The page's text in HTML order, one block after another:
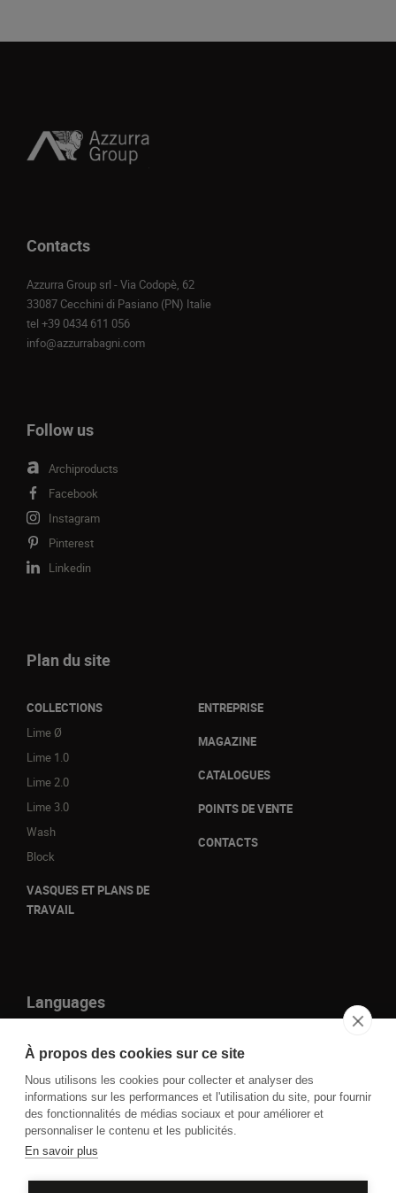
Contacts
Azzurra Group srl - Via Codopè, 62
33087 Cecchini di Pasiano (PN) Italie
tel +39 0434 611 056
info@azzurrabagni.com
Follow us
Archiproducts
Facebook
Instagram
Pinterest
Linkedin
Plan du site
COLLECTIONS
Lime Ø
Lime 1.0
Lime 2.0
Lime 3.0
Wash
Block
VASQUES ET PLANS DE
TRAVAIL
ENTREPRISE
MAGAZINE
CATALOGUES
POINTS DE VENTE
CONTACTS
Languages
it
de
P.IVA IT01109860930 - Cod. Fisc. 00850050261 © 2023
À propos des cookies sur ce site
Nous utilisons les cookies pour collecter et analyser des
informations sur les performances et l'utilisation du site, pour fournir
des fonctionnalités de médias sociaux et pour améliorer et
personnaliser le contenu et les publicités.
En savoir plus